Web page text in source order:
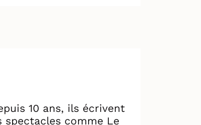
10 ans, ils écrivent
comme Le